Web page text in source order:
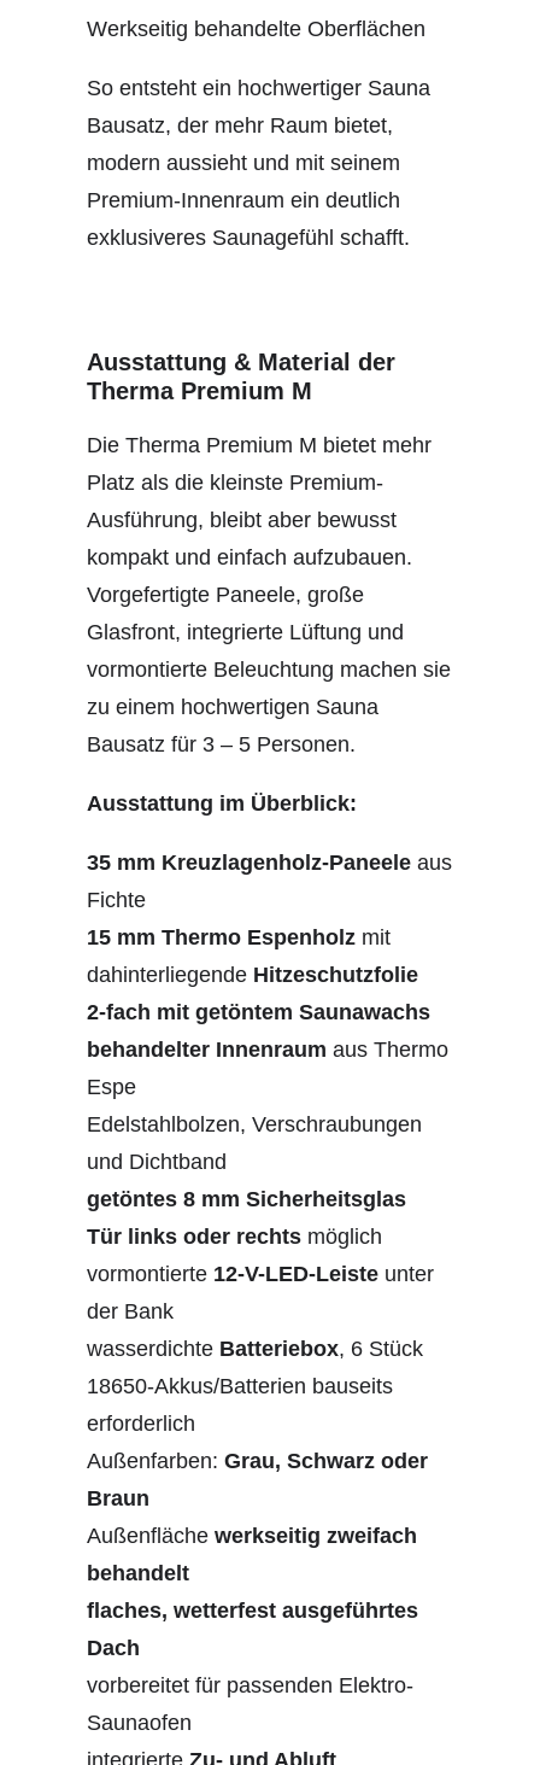
Werkseitig behandelte Oberflächen
So entsteht ein hochwertiger Sauna
Bausatz, der mehr Raum bietet,
modern aussieht und mit seinem
Premium-Innenraum ein deutlich
exklusiveres Saunagefühl schafft.
Ausstattung & Material der
Therma Premium M
Die Therma Premium M bietet mehr
Platz als die kleinste Premium-
Ausführung, bleibt aber bewusst
kompakt und einfach aufzubauen.
Vorgefertigte Paneele, große
Glasfront, integrierte Lüftung und
vormontierte Beleuchtung machen sie
zu einem hochwertigen Sauna
Bausatz für 3 – 5 Personen.
Ausstattung im Überblick:
35 mm Kreuzlagenholz-Paneele aus
Fichte
15 mm Thermo Espenholz mit
dahinterliegende Hitzeschutzfolie
2-fach mit getöntem Saunawachs
behandelter Innenraum aus Thermo
Espe
Edelstahlbolzen, Verschraubungen
und Dichtband
getöntes 8 mm Sicherheitsglas
Tür links oder rechts möglich
vormontierte 12-V-LED-Leiste unter
der Bank
wasserdichte Batteriebox, 6 Stück
18650-Akkus/Batterien bauseits
erforderlich
Außenfarben: Grau, Schwarz oder
Braun
Außenfläche werkseitig zweifach
behandelt
flaches, wetterfest ausgeführtes
Dach
vorbereitet für passenden Elektro-
Saunaofen
integrierte Zu- und Abluft